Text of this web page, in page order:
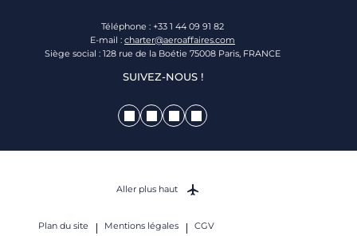
Téléphone : +33 1 44 09 91 82
E-mail : charter@aeroaffaires.com
Siège social : 128 rue de la Boétie 75008 Paris, FRANCE
SUIVEZ-NOUS !
Plan du site Mentions légales
CGV
Aller plus haut